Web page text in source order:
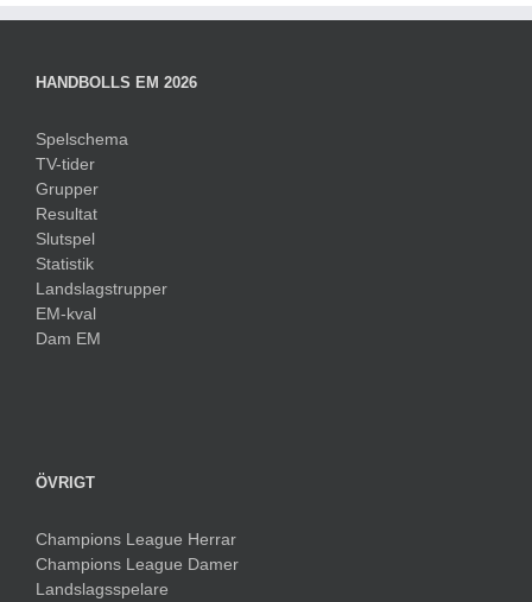
HANDBOLLS EM 2026
Spelschema
TV-tider
Grupper
Resultat
Slutspel
Statistik
Landslagstrupper
EM-kval
Dam EM
ÖVRIGT
Champions League Herrar
Champions League Damer
Landslagsspelare